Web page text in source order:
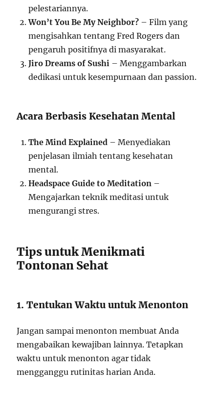
pelestariannya.
Won’t You Be My Neighbor? – Film yang
mengisahkan tentang Fred Rogers dan
pengaruh positifnya di masyarakat.
Jiro Dreams of Sushi – Menggambarkan
dedikasi untuk kesempurnaan dan passion.
Acara Berbasis Kesehatan Mental
The Mind Explained – Menyediakan
penjelasan ilmiah tentang kesehatan
mental.
Headspace Guide to Meditation –
Mengajarkan teknik meditasi untuk
mengurangi stres.
Tips untuk Menikmati
Tontonan Sehat
1. Tentukan Waktu untuk Menonton
Jangan sampai menonton membuat Anda
mengabaikan kewajiban lainnya. Tetapkan
waktu untuk menonton agar tidak
mengganggu rutinitas harian Anda.